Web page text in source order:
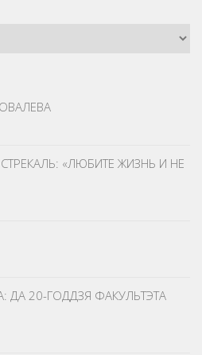
«ЛЮБИТЕ ЖИЗНЬ И НЕ
ДА 20-ГОДДЗЯ ФАКУЛЬТЭТА